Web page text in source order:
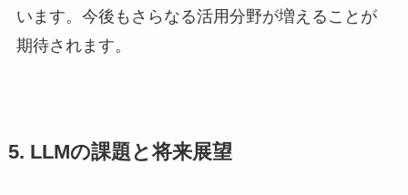
います。今後もさらなる活用分野が増えることが
期待されます。
5. LLMの課題と将来展望